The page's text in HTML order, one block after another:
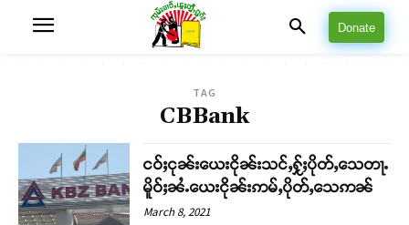
Donate
TAG
CBBank
ငဝ်ႈငုၼ်းယေးငိုၼ်းသင်ႇႁႂ်ႈပိုတ်ႇသေတႃႉ
မိူဝ်ႈၼႆႉယေးငိုၼ်းဢမ်ႇပိုတ်ႇသေဢၼ်
March 8, 2021